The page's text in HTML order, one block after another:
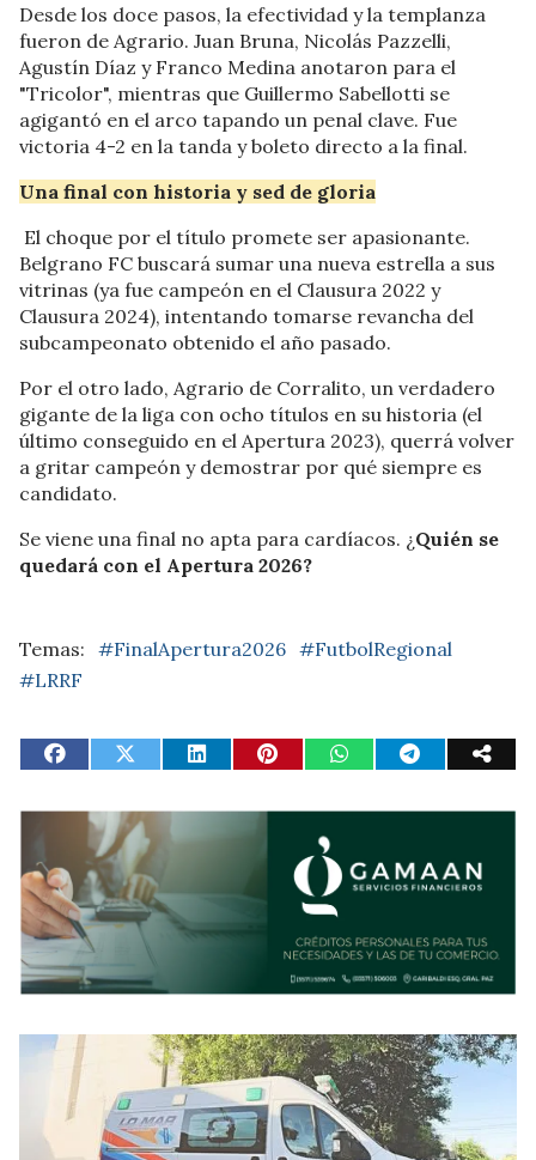
Desde los doce pasos, la efectividad y la templanza
fueron de Agrario. Juan Bruna, Nicolás Pazzelli,
Agustín Díaz y Franco Medina anotaron para el
"Tricolor", mientras que Guillermo Sabellotti se
agigantó en el arco tapando un penal clave. Fue
victoria 4-2 en la tanda y boleto directo a la final.
Una final con historia y sed de gloria
El choque por el título promete ser apasionante.
Belgrano FC buscará sumar una nueva estrella a sus
vitrinas (ya fue campeón en el Clausura 2022 y
Clausura 2024), intentando tomarse revancha del
subcampeonato obtenido el año pasado.
Por el otro lado, Agrario de Corralito, un verdadero
gigante de la liga con ocho títulos en su historia (el
último conseguido en el Apertura 2023), querrá volver
a gritar campeón y demostrar por qué siempre es
candidato.
Se viene una final no apta para cardíacos. ¿Quién se
quedará con el Apertura 2026?
#FinalApertura2026 #FutbolRegional
#LRRF